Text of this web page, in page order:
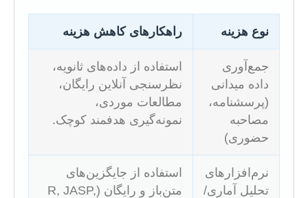
نوع هزینه راهکارهای کاهش هزینه
جمع‌آوری
داده میدانی
(پرسشنامه،
مصاحبه
حضوری)
استفاده از داده‌های ثانویه،
نظرسنجی آنلاین رایگان،
مطالعات موردی،
نمونه‌گیری هدفمند کوچک.
نرم‌افزارهای
تحلیل آماری/
استفاده از جایگزین‌های
متن‌باز و رایگان (R, JASP,